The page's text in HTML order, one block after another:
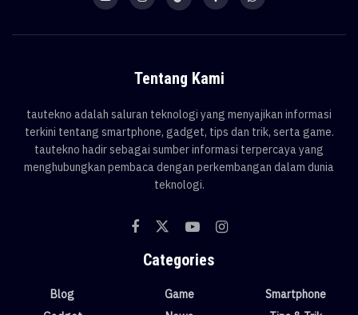
Tentang Kami
tautekno adalah saluran teknologi yang menyajikan informasi
terkini tentang smartphone, gadget, tips dan trik, serta game.
tautekno hadir sebagai sumber informasi terpercaya yang
menghubungkan pembaca dengan perkembangan dalam dunia
teknologi.
Categories
Blog
Game
Smartphone